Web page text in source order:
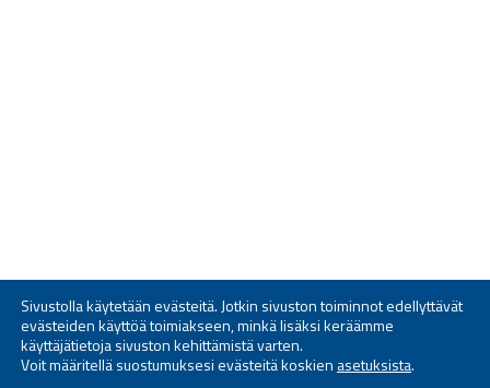
Sivustolla käytetään evästeitä. Jotkin sivuston toiminnot edellyttävät
evästeiden käyttöä toimiakseen, minkä lisäksi keräämme
käyttäjätietoja sivuston kehittämistä varten.
Voit määritellä suostumuksesi evästeitä koskien asetuksista.